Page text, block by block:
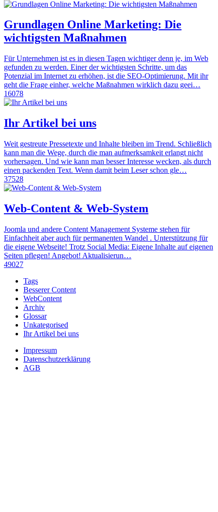
Grundlagen Online Marketing: Die
wichtigsten Maßnahmen
Für Unternehmen ist es in diesen Tagen wichtiger denn je, im Web
gefunden zu werden. Einer der wichtigsten Schritte, um das
Potenzial im Internet zu erhöhen, ist die SEO-Optimierung. Mit ihr
geht die Frage einher, welche Maßnahmen wirklich dazu geei…
16078
Ihr Artikel bei uns
Weit gestreute Pressetexte und Inhalte bleiben im Trend. Schließlich
kann man die Wege, durch die man aufmerksamkeit erlangt nicht
vorhersagen. Und wie kann man besser Interesse wecken, als durch
einen packenden Text. Wenn damit beim Leser schon gle…
37528
Web-Content & Web-System
Joomla und andere Content Management Systeme stehen für
Einfachheit aber auch für permanenten Wandel . Unterstützung für
die eigene Webseite! Trotz Social Media: Eigene Inhalte auf eigenen
Seiten pflegen! Angebot! Aktualisierun…
49027
Tags
Besserer Content
WebContent
Archiv
Glossar
Unkategorised
Ihr Artikel bei uns
Impressum
Datenschutzerklärung
AGB